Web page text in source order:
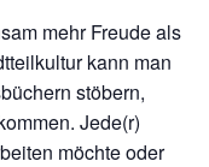
mehr Freude als
kann man
stöbern,
Jede(r)
möchte oder